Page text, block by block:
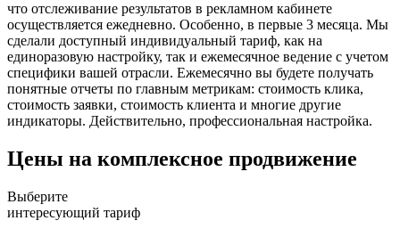
что отслеживание результатов в рекламном кабинете
осуществляется ежедневно. Особенно, в первые 3 месяца. Мы
сделали доступный индивидуальный тариф, как на
единоразовую настройку, так и ежемесячное ведение с учетом
специфики вашей отрасли. Ежемесячно вы будете получать
понятные отчеты по главным метрикам: стоимость клика,
стоимость заявки, стоимость клиента и многие другие
индикаторы. Действительно, профессиональная настройка.
Цены на комплексное продвижение
Выберите
интересующий тариф